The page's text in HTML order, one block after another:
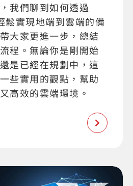
我們聊到如何透過
鬆實現地端到雲端的備
大家更進一步，總結
程。無論你是剛開始
是已經在規劃中，這
些實用的觀點，幫助
高效的雲端環境。